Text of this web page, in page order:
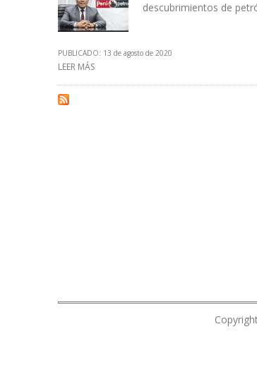
descubrimientos de
PUBLICADO: 13 de agosto de 2020
LEER MÁS